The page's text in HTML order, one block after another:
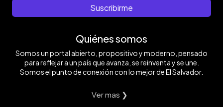
Suscribirme
Quiénes somos
Somos un portal abierto, propositivo y moderno, pensado
para reflejar a un país que avanza, se reinventa y se une.
Somos el punto de conexión con lo mejor de El Salvador.
Ver mas ❯